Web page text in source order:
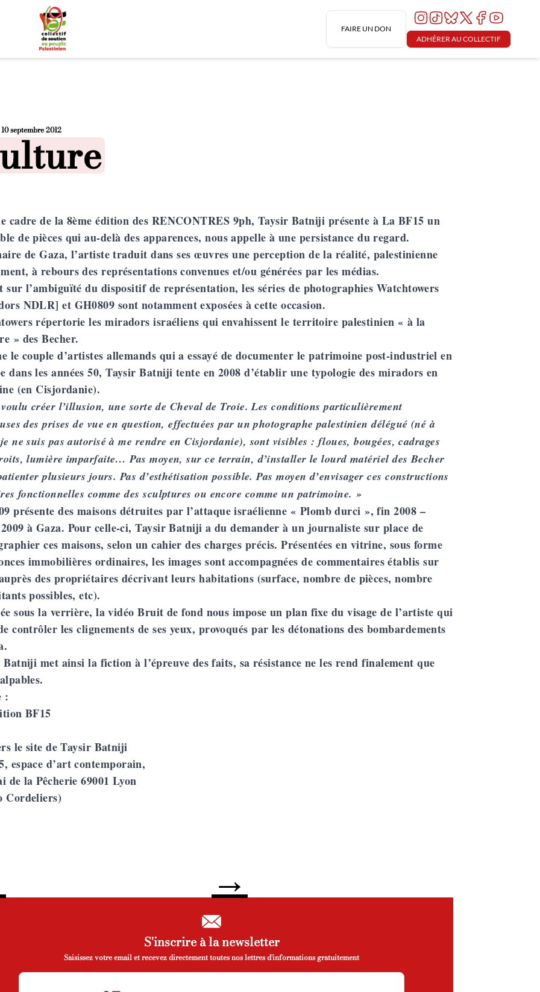
FAIRE UN DON
ADHÉRER AU COLLECTIF
10 septembre 2012 in
cadre de la 8ème édition des RENCONTRES 9ph, Taysir Batniji présente à La BF15 un
de pièces qui au-delà des apparences, nous appelle à une persistance du regard.
de Gaza, l’artiste traduit dans ses œuvres une perception de la réalité, palestinienne
à rebours des représentations convenues et/ou générées par les médias.
sur l’ambiguïté du dispositif de représentation, les séries de photographies Watchtowers
NDLR] et GH0809 sont notamment exposées à cette occasion.
répertorie les miradors israéliens qui envahissent le territoire palestinien « à la
» des Becher.
le couple d’artistes allemands qui a essayé de documenter le patrimoine post-industriel en
dans les années 50, Taysir Batniji tente en 2008 d’établir une typologie des miradors en
(en Cisjordanie).
créer l’illusion, une sorte de Cheval de Troie. Les conditions particulièrement
des prises de vue en question, effectuées par un photographe palestinien délégué (né à
ne suis pas autorisé à me rendre en Cisjordanie), sont visibles : floues, bougées, cadrages
lumière imparfaite… Pas moyen, sur ce terrain, d’installer le lourd matériel des Becher
plusieurs jours. Pas d’esthétisation possible. Pas moyen d’envisager ces constructions
fonctionnelles comme des sculptures ou encore comme un patrimoine. »
présente des maisons détruites par l’attaque israélienne « Plomb durci », fin 2008 –
à Gaza. Pour celle-ci, Taysir Batniji a du demander à un journaliste sur place de
ces maisons, selon un cahier des charges précis. Présentées en vitrine, sous forme
immobilières ordinaires, les images sont accompagnées de commentaires établis sur
des propriétaires décrivant leurs habitations (surface, nombre de pièces, nombre
possibles, etc).
sous la verrière, la vidéo Bruit de fond nous impose un plan fixe du visage de l’artiste qui
contrôler les clignements de ses yeux, provoqués par les détonations des bombardements
met ainsi la fiction à l’épreuve des faits, sa résistance ne les rend finalement que
:
BF15
le site de Taysir Batniji
espace d’art contemporain,
de la Pêcherie 69001 Lyon
Cordeliers)
→
S'inscrire à la newsletter
Saisissez votre email et recevez directement toutes nos lettres d'informations gratuitement